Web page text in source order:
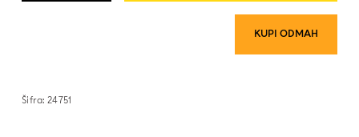
KUPI ODMAH
Šifra: 24751